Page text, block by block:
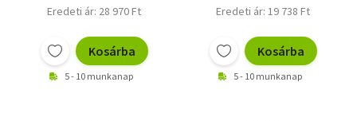
Eredeti ár: 28 970 Ft
Kosárba
5 - 10 munkanap
Eredeti ár: 19 738 Ft
Kosárba
5 - 10 munkanap